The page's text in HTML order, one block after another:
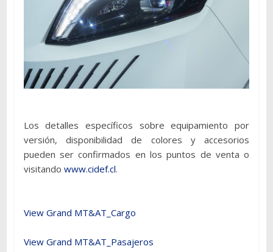
Los detalles específicos sobre equipamiento por
versión, disponibilidad de colores y accesorios
pueden ser confirmados en los puntos de venta o
visitando www.cidef.cl.
View Grand MT&AT_Cargo
View Grand MT&AT_Pasajeros